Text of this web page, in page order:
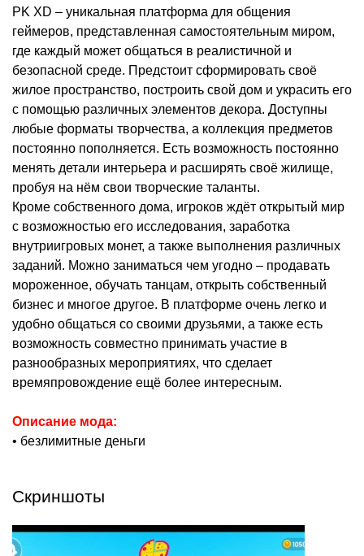
PK XD – уникальная платформа для общения
геймеров, представленная самостоятельным миром,
где каждый может общаться в реалистичной и
безопасной среде. Предстоит сформировать своё
жилое пространство, построить свой дом и украсить его
с помощью различных элементов декора. Доступны
любые форматы творчества, а коллекция предметов
постоянно пополняется. Есть возможность постоянно
менять детали интерьера и расширять своё жилище,
пробуя на нём свои творческие таланты.
Кроме собственного дома, игроков ждёт открытый мир
с возможностью его исследования, заработка
внутриигровых монет, а также выполнения различных
заданий. Можно заниматься чем угодно – продавать
мороженное, обучать танцам, открыть собственный
бизнес и многое другое. В платформе очень легко и
удобно общаться со своими друзьями, а также есть
возможность совместно принимать участие в
разнообразных мероприятиях, что сделает
времяпровождение ещё более интересным.
Описание мода:
• безлимитные деньги
Скриншоты